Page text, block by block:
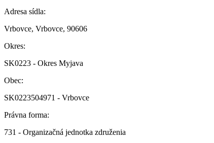
Adresa sídla:
Vrbovce, Vrbovce, 90606
Okres:
SK0223 - Okres Myjava
Obec:
SK0223504971 - Vrbovce
Právna forma:
731 - Organizačná jednotka združenia